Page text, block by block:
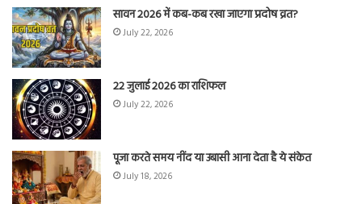
सावन 2026 में कब-कब रखा जाएगा प्रदोष व्रत?
July 22, 2026
22 जुलाई 2026 का राशिफल
July 22, 2026
पूजा करते समय नींद या उबासी आना देता है ये संकेत
July 18, 2026